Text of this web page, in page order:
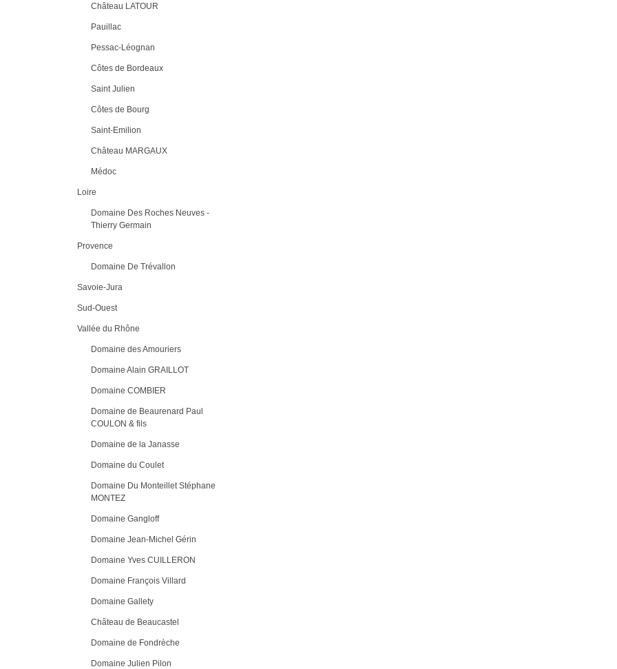
Château LATOUR
Pauillac
Pessac-Léognan
Côtes de Bordeaux
Saint Julien
Côtes de Bourg
Saint-Emilion
Château MARGAUX
Médoc
Loire
Domaine Des Roches Neuves -
Thierry Germain
Provence
Domaine De Trévallon
Savoie-Jura
Sud-Ouest
Vallée du Rhône
Domaine des Amouriers
Domaine Alain GRAILLOT
Domaine COMBIER
Domaine de Beaurenard Paul
COULON & fils
Domaine de la Janasse
Domaine du Coulet
Domaine Du Monteillet Stéphane
MONTEZ
Domaine Gangloff
Domaine Jean-Michel Gérin
Domaine Yves CUILLERON
Domaine François Villard
Domaine Gallety
Château de Beaucastel
Domaine de Fondrèche
Domaine Julien Pilon